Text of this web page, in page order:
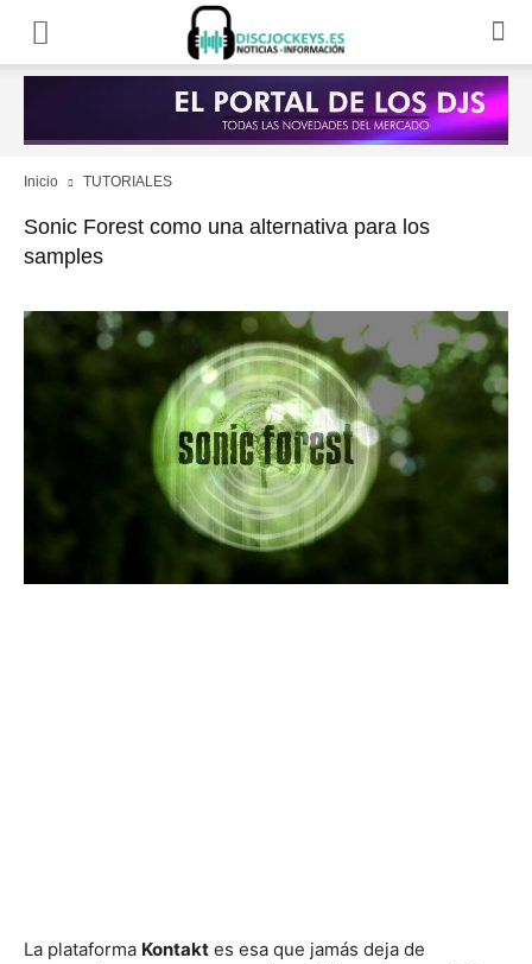
Inicio TUTORIALES
Sonic Forest como una alternativa para los
samples
La plataforma Kontakt es esa que jamás deja de